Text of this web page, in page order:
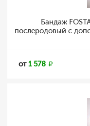
Бандаж
послеродовый с
от1 578